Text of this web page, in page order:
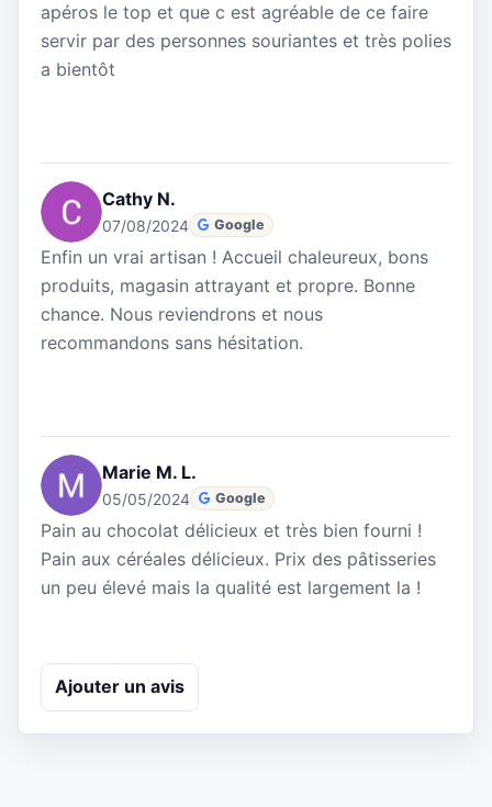
apéros le top et que c est agréable de ce faire
servir par des personnes souriantes et très polies
a bientôt
Cathy N.
07/08/2024 Google
Enfin un vrai artisan ! Accueil chaleureux, bons
produits, magasin attrayant et propre. Bonne
chance. Nous reviendrons et nous
recommandons sans hésitation.
Marie M. L.
05/05/2024 Google
Pain au chocolat délicieux et très bien fourni !
Pain aux céréales délicieux. Prix des pâtisseries
un peu élevé mais la qualité est largement la !
Ajouter un avis